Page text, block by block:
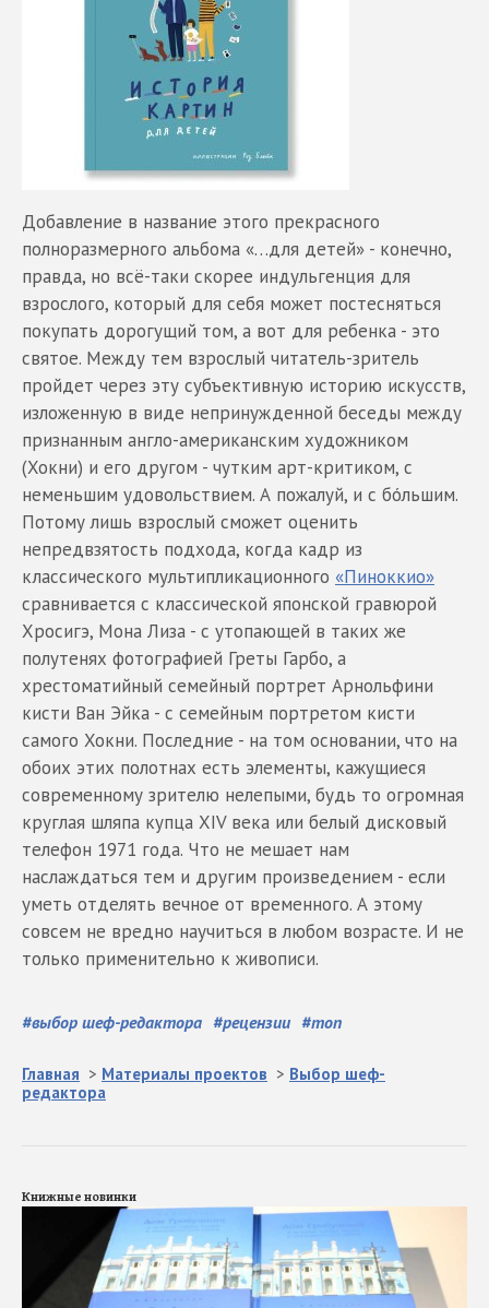
Добавление в название этого прекрасного
полноразмерного альбома «…для детей» - конечно,
правда, но всё-таки скорее индульгенция для
взрослого, который для себя может постесняться
покупать дорогущий том, а вот для ребенка - это
святое. Между тем взрослый читатель-зритель
пройдет через эту субъективную историю искусств,
изложенную в виде непринужденной беседы между
признанным англо-американским художником
(Хокни) и его другом - чутким арт-критиком, с
неменьшим удовольствием. А пожалуй, и с бóльшим.
Потому лишь взрослый сможет оценить
непредвзятость подхода, когда кадр из
классического мультипликационного «Пиноккио»
сравнивается с классической японской гравюрой
Хросигэ, Мона Лиза - с утопающей в таких же
полутенях фотографией Греты Гарбо, а
хрестоматийный семейный портрет Арнольфини
кисти Ван Эйка - с семейным портретом кисти
самого Хокни. Последние - на том основании, что на
обоих этих полотнах есть элементы, кажущиеся
современному зрителю нелепыми, будь то огромная
круглая шляпа купца XIV века или белый дисковый
телефон 1971 года. Что не мешает нам
наслаждаться тем и другим произведением - если
уметь отделять вечное от временного. А этому
совсем не вредно научиться в любом возрасте. И не
только применительно к живописи.
#выбор шеф-редактора #рецензии #топ
Главная > Материалы проектов > Выбор шеф-
редактора
Книжные новинки